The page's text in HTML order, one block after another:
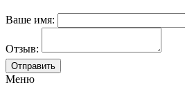
Ваше имя:
Отзыв:
Меню